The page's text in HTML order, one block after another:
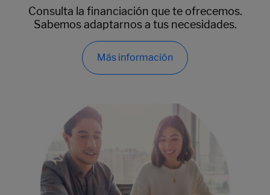
Consulta la financiación que te ofrecemos.
Sabemos adaptarnos a tus necesidades.
Más información